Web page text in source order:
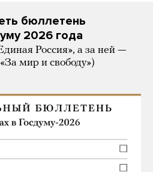
бюллетень
2026 года
Россия», а за ней —
мир и свободу»)